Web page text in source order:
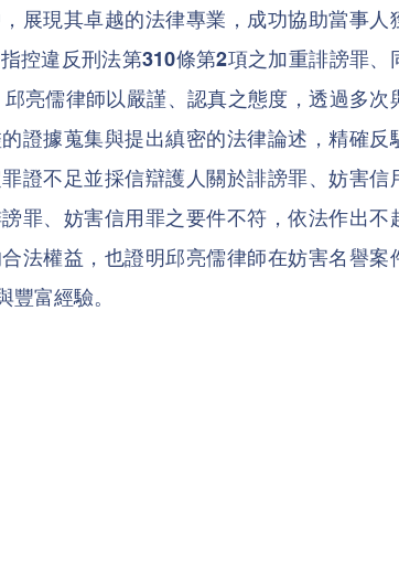
展現其卓越的法律專業，成功協助當事人
控違反刑法第310條第2項之加重誹謗罪、
亮儒律師以嚴謹、認真之態度，透過多次
證據蒐集與提出縝密的法律論述，精確反
證不足並採信辯護人關於誹謗罪、妨害信
罪、妨害信用罪之要件不符，依法作出不
法權益，也證明邱亮儒律師在妨害名譽案
富經驗。